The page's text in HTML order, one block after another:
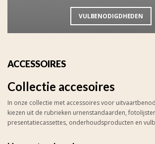
VULBENODIGDHEDEN
ACCESSOIRES
Collectie accesoires
In onze collectie met accessoires voor
kiezen uit de rubrieken urnenstandaarden,
presentatiecassettes, onderhoudsproducten en